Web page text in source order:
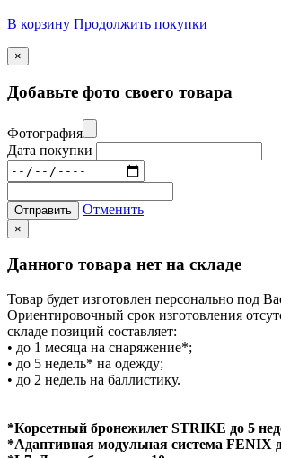
В корзину Продолжить покупки
×
Добавьте фото своего товара
Фотография
Дата покупки
Отправить Отменить
×
Данного товара нет на складе
Товар будет изготовлен персонально под
Ориентировочный срок изготовления
складе позиций составляет:
• до 1 месяца на снаряжение*;
• до 5 недель* на одежду;
• до 2 недель на баллистику.
*Корсетный бронежилет STRIKE до 5
*Адаптивная модульная система FENIX